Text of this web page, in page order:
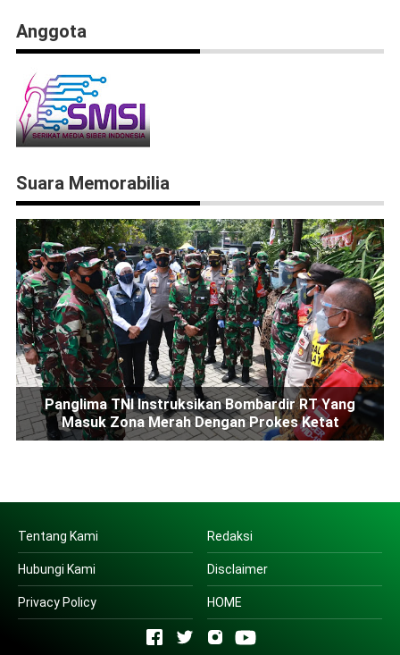
Anggota
Suara Memorabilia
Panglima TNI Instruksikan Bombardir RT Yang
Masuk Zona Merah Dengan Prokes Ketat
Tentang Kami Redaksi
Hubungi Kami Disclaimer
Privacy Policy HOME